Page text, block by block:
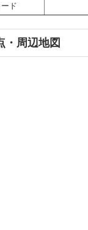
ド
・周辺地図